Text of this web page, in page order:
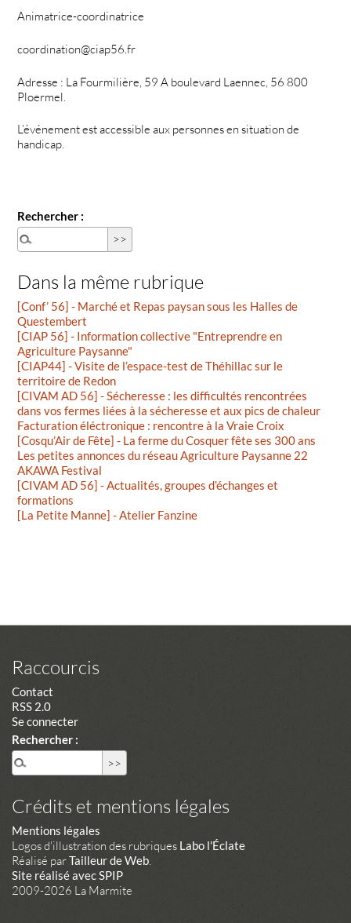
Animatrice-coordinatrice
coordination@ciap56.fr
Adresse : La Fourmilière, 59 A boulevard Laennec, 56 800
Ploermel.
L’événement est accessible aux personnes en situation de
handicap.
Rechercher :
Dans la même rubrique
[Conf’ 56] - Marché et Repas paysan sous les Halles de
Questembert
[CIAP 56] - Information collective "Entreprendre en
Agriculture Paysanne"
[CIAP44] - Visite de l’espace-test de Théhillac sur le
territoire de Redon
[CIVAM AD 56] - Sécheresse : les difficultés rencontrées
dans vos fermes liées à la sécheresse et aux pics de chaleur
Facturation éléctronique : rencontre à la Vraie Croix
[Cosqu’Air de Fête] - La ferme du Cosquer fête ses 300 ans
Les petites annonces du réseau Agriculture Paysanne 22
AKAWA Festival
[CIVAM AD 56] - Actualités, groupes d’échanges et
formations
[La Petite Manne] - Atelier Fanzine
Raccourcis
Contact
RSS 2.0
Se connecter
Rechercher :
Crédits et mentions légales
Mentions légales
Logos d'illustration des rubriques Labo l'Éclate
Réalisé parTailleur de Web.
Site réalisé avec SPIP
2009-2026 La Marmite